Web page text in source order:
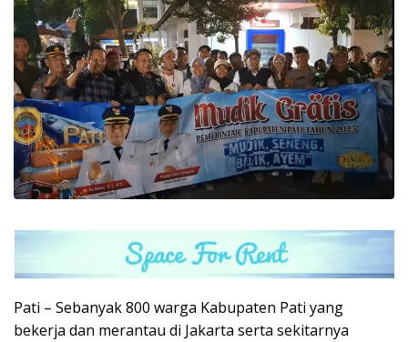
Pati – Sebanyak 800 warga Kabupaten Pati yang
bekerja dan merantau di Jakarta serta sekitarnya